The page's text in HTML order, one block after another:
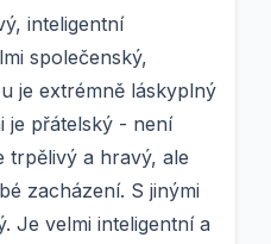
inteligentní
společenský,
je extrémně láskyplný
je přátelský - není
trpělivý a hravý, ale
zacházení. S jinými
Je velmi inteligentní a